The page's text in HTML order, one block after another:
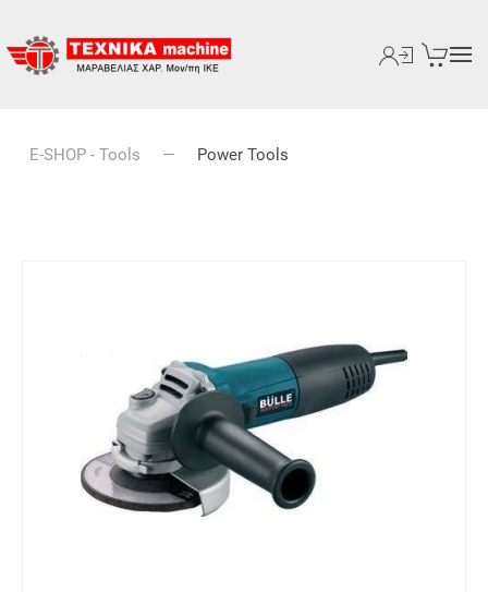
E-SHOP - Tools Power Tools